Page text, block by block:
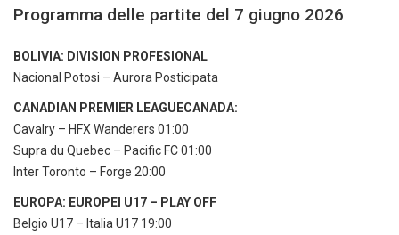
Programma delle partite del 7 giugno 2026
BOLIVIA: DIVISION PROFESIONAL
Nacional Potosi – Aurora Posticipata
CANADIAN PREMIER LEAGUECANADA:
Cavalry – HFX Wanderers 01:00
Supra du Quebec – Pacific FC 01:00
Inter Toronto – Forge 20:00
EUROPA: EUROPEI U17 – PLAY OFF
Belgio U17 – Italia U17 19:00